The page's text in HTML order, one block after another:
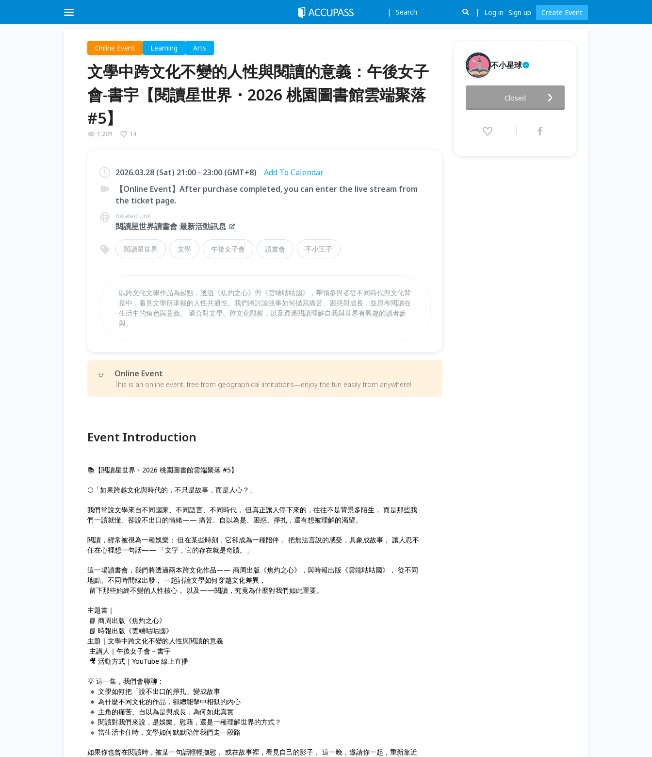
Search Log in Sign up Create Event
Online Event Learning Arts
文學中跨文化不變的人性與閱讀的意義：午後女子
會-書宇【閱讀星世界・2026 桃園圖書館雲端聚落
#5】
1,209 14
2026.03.28 (Sat) 21:00 - 23:00 (GMT+8)
Add To Calendar
【Online Event】After purchase completed, you can enter the live stream from
the ticket page.
Related Link
閱讀星世界讀書會 最新活動訊息
閱讀星世界 文學 午後女子會 讀書會 不小王子
以跨文化文學作品為起點，透過《焦灼之心》與《雲端咕咕國》，帶領參與者從不同時代與文化背
景中，看見文學所承載的人性共通性。我們將討論故事如何描寫痛苦、困惑與成長，並思考閱讀在
生活中的角色與意義。 適合對文學、跨文化觀察，以及透過閱讀理解自我與世界有興趣的讀者參
與。
Online Event
This is an online event, free from geographical limitations—enjoy the fun easily from anywhere!
Event Introduction
📚【閱讀星世界・2026 桃園圖書館雲端聚落 #5】
🌕「如果跨越文化與時代的，不只是故事，而是人心？」
我們常說文學來自不同國家、不同語言、不同時代， 但真正讓人停下來的，往往不是背景多陌生， 而是那些我
們一讀就懂、卻說不出口的情緒—— 痛苦、自以為是、困惑、掙扎，還有想被理解的渴望。
閱讀，經常被視為一種娛樂； 但在某些時刻，它卻成為一種陪伴， 把無法言說的感受，具象成故事， 讓人忍不
住在心裡想一句話—— 「文字，它的存在就是奇蹟。」
這一場讀書會，我們將透過兩本跨文化作品—— 商周出版《焦灼之心》，與時報出版《雲端咕咕國》， 從不同
地點、不同時間線出發， 一起討論文學如何穿越文化差異，
留下那些始終不變的人性核心， 以及——閱讀，究竟為什麼對我們如此重要。
主題書｜
📘 商周出版《焦灼之心》
📗 時報出版《雲端咕咕國》
主題｜文學中跨文化不變的人性與閱讀的意義
主講人｜午後女子會－書宇
🎥 活動方式｜YouTube 線上直播
💡 這一集，我們會聊聊：
🔹 文學如何把「說不出口的掙扎」變成故事
🔹 為什麼不同文化的作品，卻總能擊中相似的內心
🔹 主角的痛苦、自以為是與成長，為何如此真實
🔹 閱讀對我們來說，是娛樂、慰藉，還是一種理解世界的方式？
🔹 當生活卡住時，文學如何默默陪伴我們走一段路
如果你也曾在閱讀時，被某一句話輕輕撫慰， 或在故事裡，看見自己的影子， 這一晚，邀請你一起，重新靠近
不小星球
的意義：午後女子會-書宇【閱讀
星世界・2026 桃園圖書館雲端聚
2026.03.28 (Sat) 21:00 - 23:00
Closed